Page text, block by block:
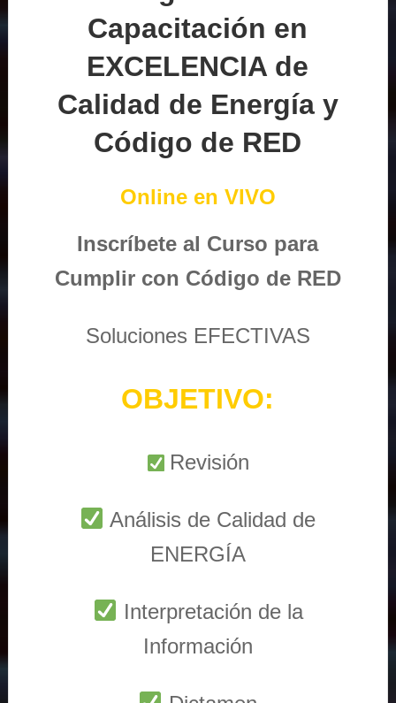
Capacitación en
EXCELENCIA de
Calidad de Energía y
Código de RED
Online en VIVO
Inscríbete al Curso para
Cumplir con Código de RED
Soluciones EFECTIVAS
OBJETIVO:
Revisión
Análisis de Calidad de
ENERGÍA
Interpretación de la
Información